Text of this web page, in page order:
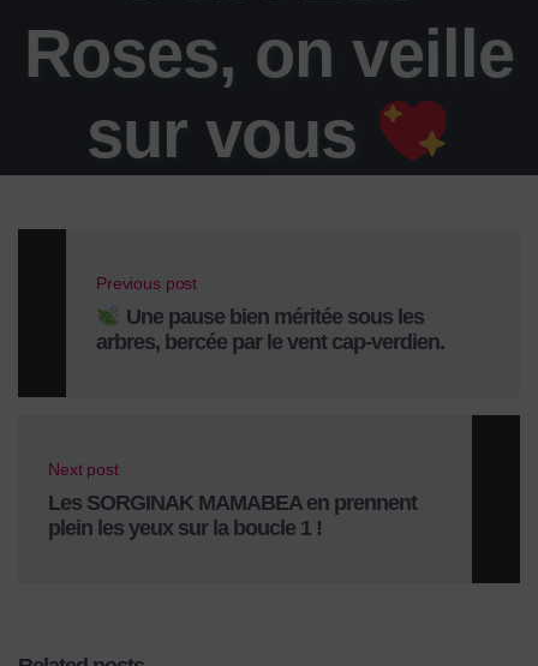
Roses, on veille
sur vous
Previous post
Une pause bien méritée sous les
arbres, bercée par le vent cap-verdien.
Next post
Les SORGINAK MAMABEA en prennent
plein les yeux sur la boucle 1 !